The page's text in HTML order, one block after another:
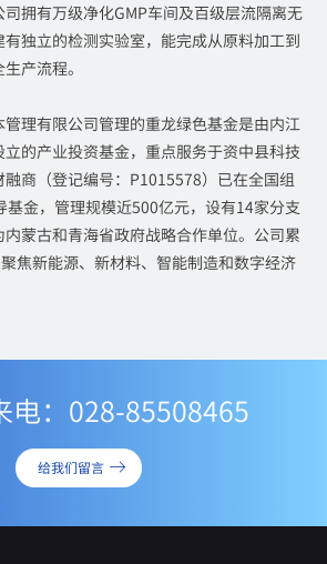
拥有万级净化GMP车间及百级层流隔离无
独立的检测实验室，能完成从原料加工到
产流程。
理有限公司管理的重龙绿色基金是由内江
的产业投资基金，重点服务于资中县科技
商（登记编号：P1015578）已在全国组
基金，管理规模近500亿元，设有14家分支
蒙古和青海省政府战略合作单位。公司累
焦新能源、新材料、智能制造和数字经济
电：028-85508465
给我们留言